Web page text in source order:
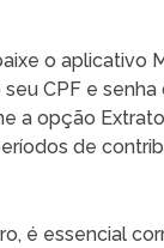
o aplicativo
CPF e
a opção
de
é essencial